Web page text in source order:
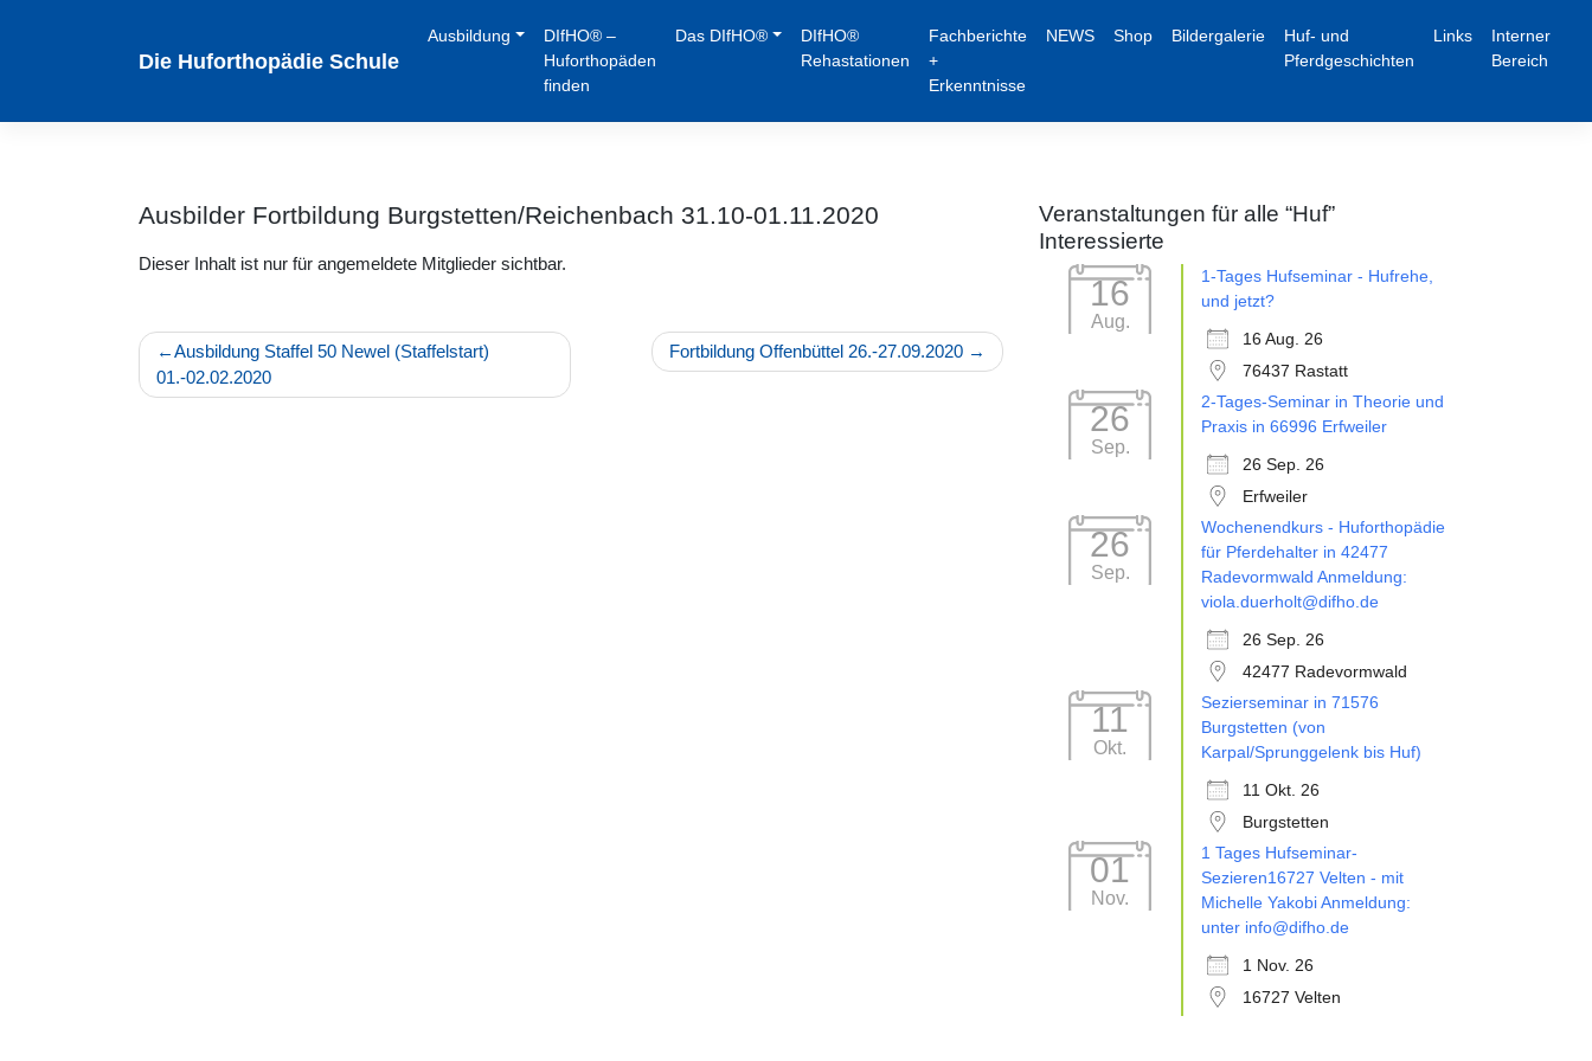
Die Huforthopädie Schule
Ausbildung
DIfHO® –
Huforthopäden
finden
Das DIfHO®
DIfHO®
Rehastationen
Fachberichte
+
Erkenntnisse
NEWS Shop Bildergalerie
Huf- und
Pferdgeschichten
Links
Interner
Bereich
Ausbilder Fortbildung Burgstetten/Reichenbach 31.10-01.11.2020
Dieser Inhalt ist nur für angemeldete Mitglieder sichtbar.
Beitragsnavigation
Ausbildung Staffel 50 Newel (Staffelstart)
01.-02.02.2020
Fortbildung Offenbüttel 26.-27.09.2020
Veranstaltungen für alle “Huf”
Interessierte
16
Aug.
1-Tages Hufseminar - Hufrehe,
und jetzt?
16 Aug. 26
76437 Rastatt
26
Sep.
2-Tages-Seminar in Theorie und
Praxis in 66996 Erfweiler
26 Sep. 26
Erfweiler
26
Sep.
Wochenendkurs - Huforthopädie
für Pferdehalter in 42477
Radevormwald Anmeldung:
viola.duerholt@difho.de
26 Sep. 26
42477 Radevormwald
11
Okt.
Sezierseminar in 71576
Burgstetten (von
Karpal/Sprunggelenk bis Huf)
11 Okt. 26
Burgstetten
01
Nov.
1 Tages Hufseminar-
Sezieren16727 Velten - mit
Michelle Yakobi Anmeldung:
unter info@difho.de
1 Nov. 26
16727 Velten